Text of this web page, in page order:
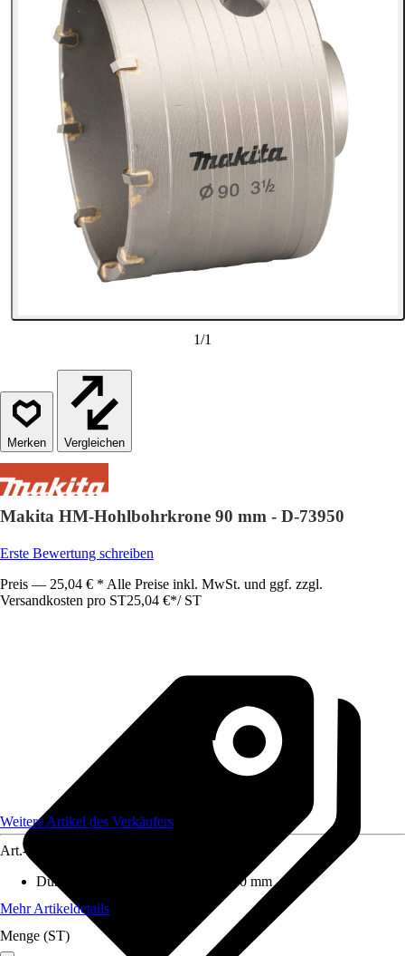
1/1
Vergleichen
Makita HM-Hohlbohrkrone 90 mm - D-73950
Erste Bewertung schreiben
Preis — 25,04 € * Alle Preise inkl. MwSt. und ggf. zzgl.
Versandkosten pro ST25,04 €*/ ST
Weitere Artikel des Verkäufers
Art.-Nr.
Durchmesser (von - bis)
90 mm - 90 mm
Mehr Artikeldetails
Menge (ST)